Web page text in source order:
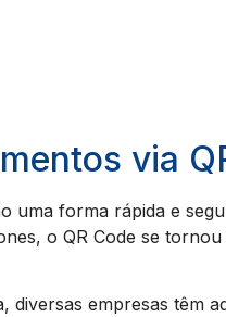
via
uma forma rápida e
o QR Code se
diversas empresas têm